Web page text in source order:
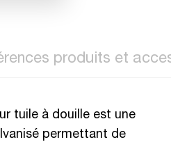
produits et
tuile à douille est une
permettant de